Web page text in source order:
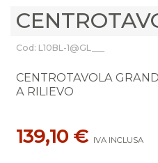
Cod: L10BL-1@GL___
CENTROTAVOLA
A RILIEVO
139,10 € IVA INCLUSA